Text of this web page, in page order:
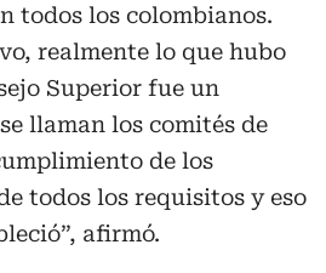
todos los colombianos.
realmente lo que hubo
Superior fue un
llaman los comités de
de los
todos los requisitos y eso
afirmó.